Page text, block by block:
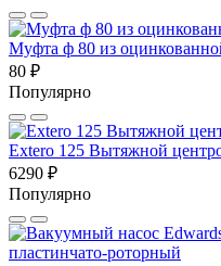
Муфта ф 80 из
80 ₽
Популярно
Extero 125 Вытяжной
6290 ₽
Популярно